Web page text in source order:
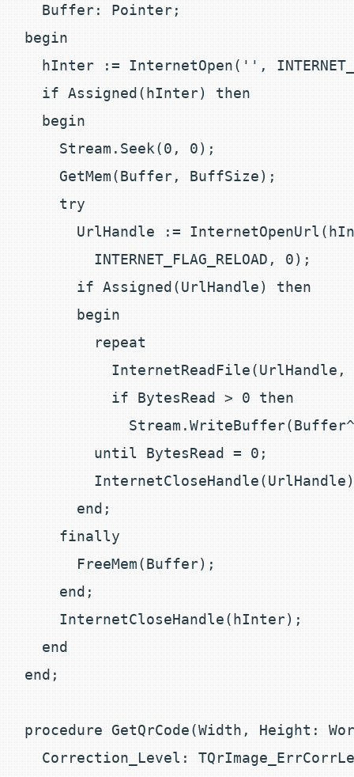
  Buffer: Pointer;
begin
hInter := InternetOpen('',
  if Assigned(hInter) then
  begin
    Stream.Seek(0, 0);
    GetMem(Buffer, BuffSize);
    try
UrlHandle :=
        INTERNET_FLAG_RELOAD, 0);
      if Assigned(UrlHandle) then
      begin
        repeat
          if BytesRead > 0 then
        until BytesRead = 0;
      end;
    finally
      FreeMem(Buffer);
    end;
    InternetCloseHandle(hInter);
  end
end;
procedure GetQrCode(Width, Height:
Correction_Level: